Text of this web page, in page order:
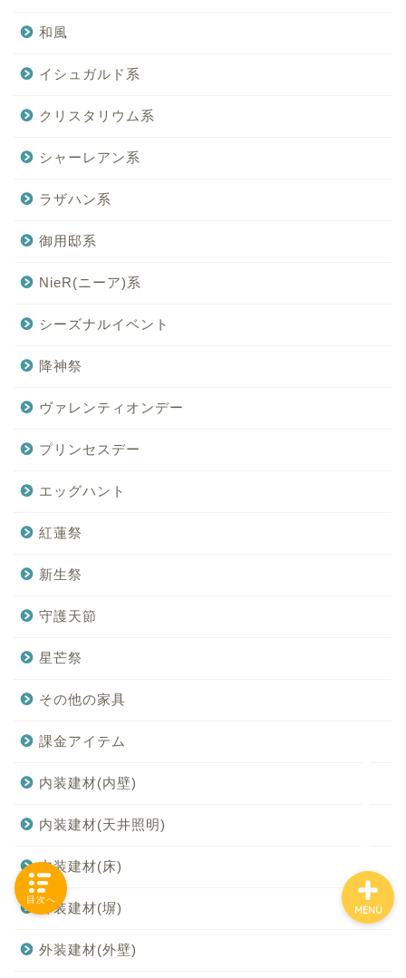
和風
イシュガルド系
クリスタリウム系
シャーレアン系
ラザハン系
御用邸系
NieR(ニーア)系
シーズナルイベント
降神祭
ヴァレンティオンデー
プリンセスデー
エッグハント
紅蓮祭
新生祭
守護天節
星芒祭
その他の家具
課金アイテム
内装建材(内壁)
内装建材(天井照明)
内装建材(床)
外装建材(塀)
外装建材(外壁)
MENU
目次へ